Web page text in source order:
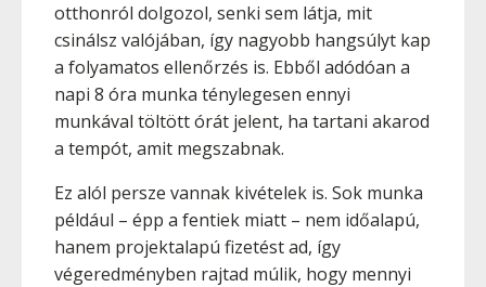
otthonról dolgozol, senki sem látja, mit
csinálsz valójában, így nagyobb hangsúlyt kap
a folyamatos ellenőrzés is. Ebből adódóan a
napi 8 óra munka ténylegesen ennyi
munkával töltött órát jelent, ha tartani akarod
a tempót, amit megszabnak.
Ez alól persze vannak kivételek is. Sok munka
például – épp a fentiek miatt – nem időalapú,
hanem projektalapú fizetést ad, így
végeredményben rajtad múlik, hogy mennyi